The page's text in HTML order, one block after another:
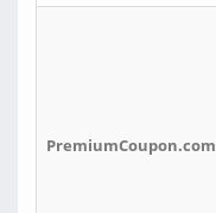
PremiumCoupon.com